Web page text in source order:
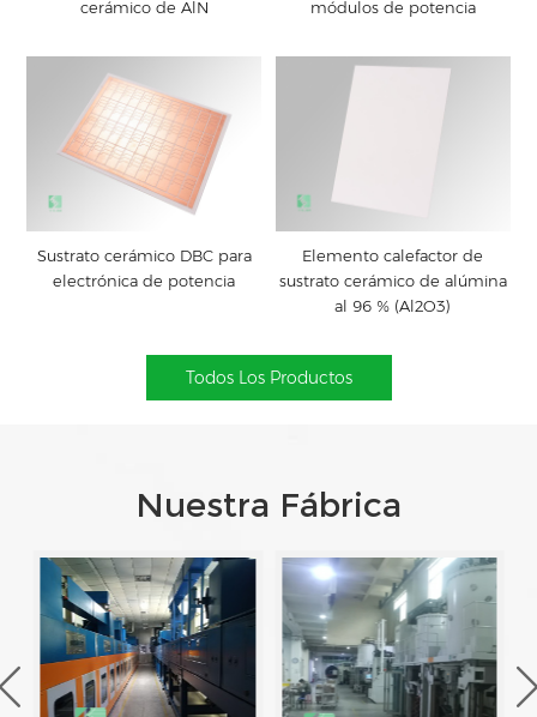
cerámico de AlN módulos de potencia
Sustrato cerámico DBC para
electrónica de potencia
Elemento calefactor de
sustrato cerámico de alúmina
al 96 % (Al2O3)
Todos Los Productos
Nuestra Fábrica